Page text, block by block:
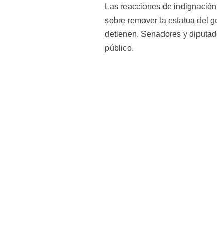
Las reacciones de
sobre remover la estatua del
detienen. Senadores y
público.